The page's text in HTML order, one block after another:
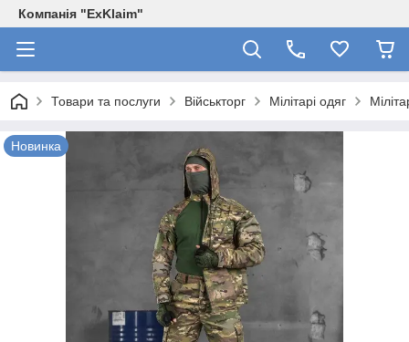
Компанія "ExKlaim"
Товари та послуги Військторг Мілітарі одяг
Новинка